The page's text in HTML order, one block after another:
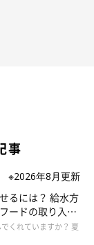
事
※2026年8月更新
るには？ 給水方
ードの取り入れ
くれていますか？ 夏